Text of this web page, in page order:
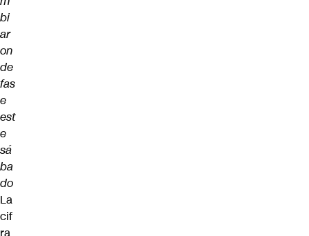
bi
ar
on
de
fas
e
est
e
sá
ba
do
La
cif
ra